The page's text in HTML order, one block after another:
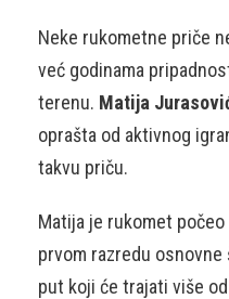
Neke rukometne priče
već godinama
terenu. Matija
oprašta od aktivnog
takvu priču.
Matija je rukomet
prvom razredu osnovne
put koji će trajati više